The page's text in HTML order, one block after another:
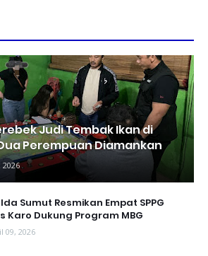
Judi Tembak Ikan di
Perempuan Diamankan
2026
Sumut Resmikan Empat SPPG
Karo Dukung Program MBG
09, 2026